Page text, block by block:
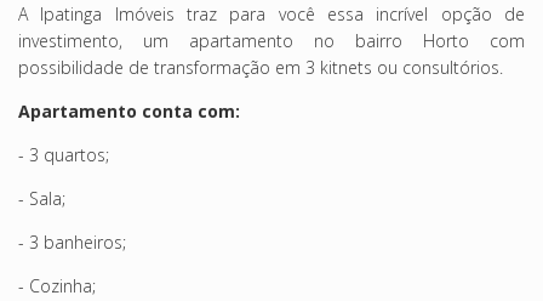
A Ipatinga Imóveis traz para você essa incrível opção de
investimento, um apartamento no bairro Horto com
possibilidade de transformação em 3 kitnets ou consultórios.
Apartamento conta com:
- 3 quartos;
- Sala;
- 3 banheiros;
- Cozinha;